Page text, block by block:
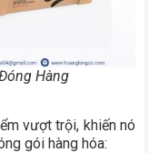
Hàng
vượt trội, khiến nó
gói hàng hóa: